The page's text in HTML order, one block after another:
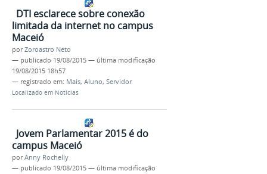
DTI esclarece sobre conexão
limitada da internet no campus
Maceió
porZoroastro Neto
— publicado 19/08/2015 — última modificação
19/08/2015 18h57
— registrado em: Mais, Aluno, Servidor
Localizado em Notícias
Jovem Parlamentar 2015 é do
campus Maceió
porAnny Rochelly
— publicado 19/08/2015 — última modificação